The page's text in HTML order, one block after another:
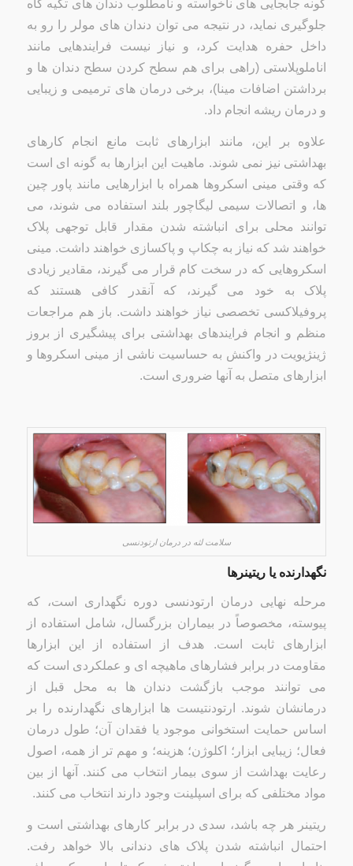
گونه جابجایی های ناخواسته و نامطلوب دندان های تکیه گاه
جلوگیری نماید، در نتیجه می توان دندان های مولر را رو به
داخل حفره هدایت کرد، و نیاز نیست فرایندهایی مانند
اناملوپلاستی (راهی برای هم سطح کردن سطح دندان ها و
برداشتن اضافات مینا)، برخی درمان های ترمیمی و زیبایی
و درمان ریشه انجام داد.
علاوه بر این، مانند ابزارهای ثابت مانع انجام کارهای
بهداشتی نیز نمی شوند. ماهیت این ابزارها به گونه ای است
که وقتی مینی اسکروها همراه با ابزارهایی مانند پاور چین
ها، و اتصالات سیمی لیگاچور بلند استفاده می شوند، می
توانند محلی برای انباشته شدن مقدار قابل توجهی پلاک
خواهند شد که نیاز به چکاپ و پاکسازی خواهند داشت. مینی
اسکروهایی که در سخت کام قرار می گیرند، مقادیر زیادی
پلاک به خود می گیرند، که آنقدر کافی هستند که
پروفیلاکسی تخصصی نیاز خواهند داشت. باز هم مراجعات
منظم و انجام فرایندهای بهداشتی برای پیشگیری از بروز
ژینژیویت در واکنش به حساسیت ناشی از مینی اسکروها و
ابزارهای متصل به آنها ضروری است.
سلامت لثه در درمان ارتودنسی
نگهدارنده یا ریتینرها
مرحله نهایی درمان ارتودنسی دوره نگهداری است، که
پیوسته، مخصوصاً در بیماران بزرگسال، شامل استفاده از
ابزارهای ثابت است. هدف از استفاده از این ابزارها
مقاومت در برابر فشارهای ماهیچه ای و عملکردی است که
می توانند موجب بازگشت دندان ها به محل قبل از
درمانشان شوند. ارتودنتیست ها ابزارهای نگهدارنده را بر
اساس حمایت استخوانی موجود یا فقدان آن؛ طول درمان
فعال؛ زیبایی ابزار؛ اکلوژن؛ هزینه؛ و مهم تر از همه، اصول
رعایت بهداشت از سوی بیمار انتخاب می کنند. آنها از بین
مواد مختلفی که برای اسپلینت وجود دارند انتخاب می کنند.
ریتینر هر چه باشد، سدی در برابر کارهای بهداشتی است و
احتمال انباشته شدن پلاک های دندانی بالا خواهد رفت.